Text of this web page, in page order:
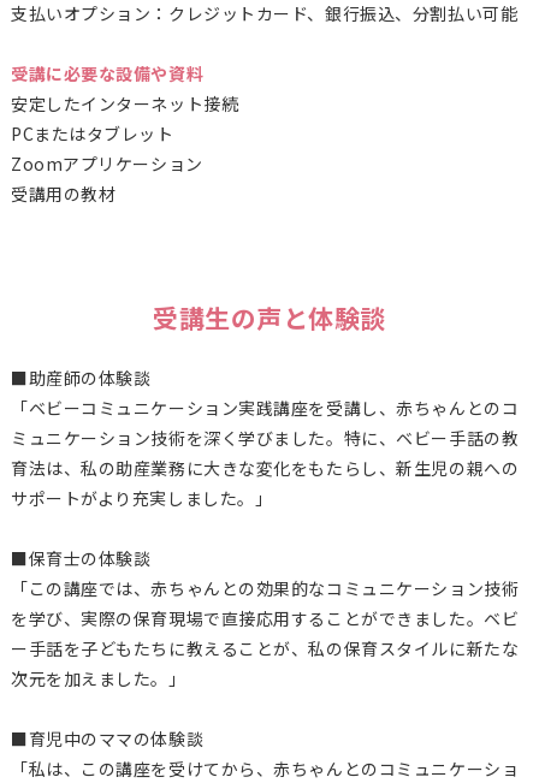
支払いオプション：クレジットカード、銀行振込、分割払い可能
受講に必要な設備や資料
安定したインターネット接続
PCまたはタブレット
Zoomアプリケーション
受講用の教材
受講生の声と体験談
■助産師の体験談
「ベビーコミュニケーション実践講座を受講し、赤ちゃんとのコ
ミュニケーション技術を深く学びました。特に、ベビー手話の教
育法は、私の助産業務に大きな変化をもたらし、新生児の親への
サポートがより充実しました。」
■保育士の体験談
「この講座では、赤ちゃんとの効果的なコミュニケーション技術
を学び、実際の保育現場で直接応用することができました。ベビ
ー手話を子どもたちに教えることが、私の保育スタイルに新たな
次元を加えました。」
■育児中のママの体験談
「私は、この講座を受けてから、赤ちゃんとのコミュニケーショ